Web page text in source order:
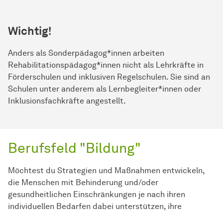
Wichtig!
Anders als Sonderpädagog*innen arbeiten
Rehabilitationspädagog*innen nicht als Lehrkräfte in
Förderschulen und inklusiven Regelschulen. Sie sind an
Schulen unter anderem als Lernbegleiter*innen oder
Inklusionsfachkräfte angestellt.
Berufsfeld "Bildung"
Möchtest du Strategien und Maßnahmen entwickeln,
die Menschen mit Behinderung und/oder
gesundheitlichen Einschränkungen je nach ihren
individuellen Bedarfen dabei unterstützen, ihre